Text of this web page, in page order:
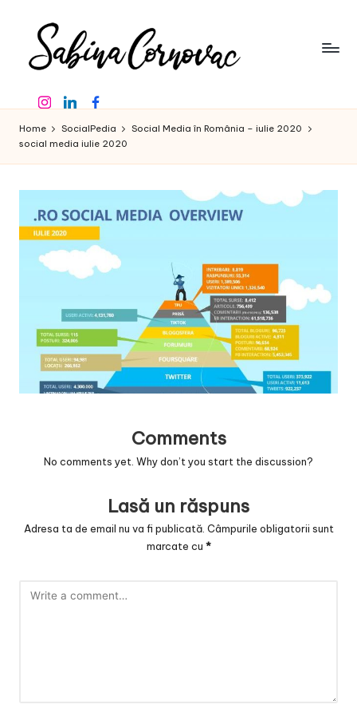
content
a
b
in
a
C
o
a
e
creator
de
conținut
de
InstagramLinkedinFacebook
Home SocialPedia
Social Media în România – iulie 2020
social media iulie 2020
Comments
No comments yet. Why don’t you start the discussion?
Lasă un răspuns
Adresa ta de email nu va fi publicată. Câmpurile obligatorii sunt
marcate cu *